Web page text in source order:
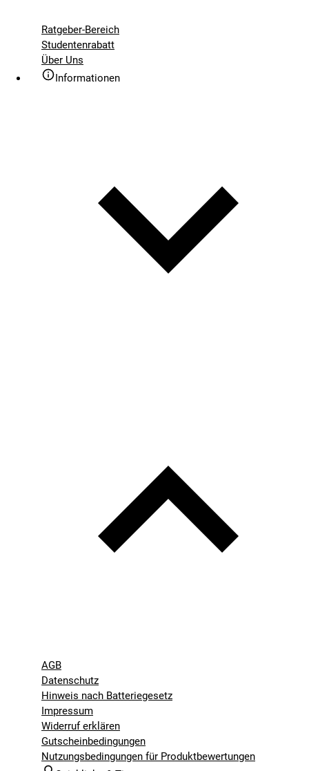
Ratgeber-Bereich
Studentenrabatt
Über Uns
Informationen
AGB
Datenschutz
Hinweis nach Batteriegesetz
Impressum
Widerruf erklären
Gutscheinbedingungen
Nutzungsbedingungen für Produktbewertungen